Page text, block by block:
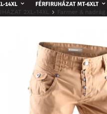
14XL FÉRFIRUHÁZAT MT-6XLT
2XL-14XL Farmer & nadrág